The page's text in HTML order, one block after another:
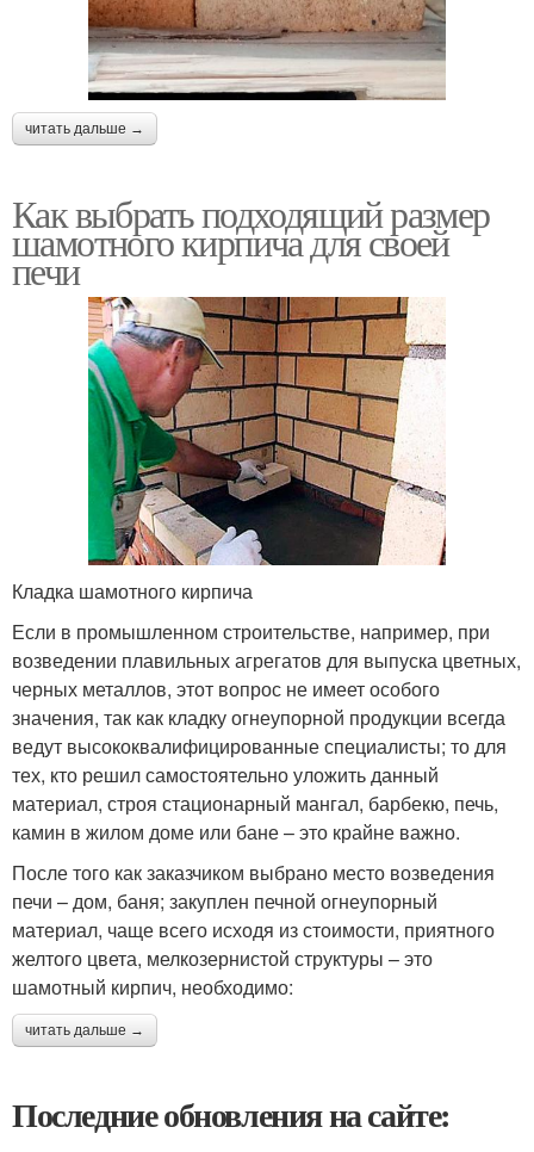
читать дальше →
Как выбрать подходящий размер
шамотного кирпича для своей
печи
Кладка шамотного кирпича
Если в промышленном строительстве, например, при
возведении плавильных агрегатов для выпуска цветных,
черных металлов, этот вопрос не имеет особого
значения, так как кладку огнеупорной продукции всегда
ведут высококвалифицированные специалисты; то для
тех, кто решил самостоятельно уложить данный
материал, строя стационарный мангал, барбекю, печь,
камин в жилом доме или бане – это крайне важно.
После того как заказчиком выбрано место возведения
печи – дом, баня; закуплен печной огнеупорный
материал, чаще всего исходя из стоимости, приятного
желтого цвета, мелкозернистой структуры – это
шамотный кирпич, необходимо:
читать дальше →
Последние обновления на сайте: